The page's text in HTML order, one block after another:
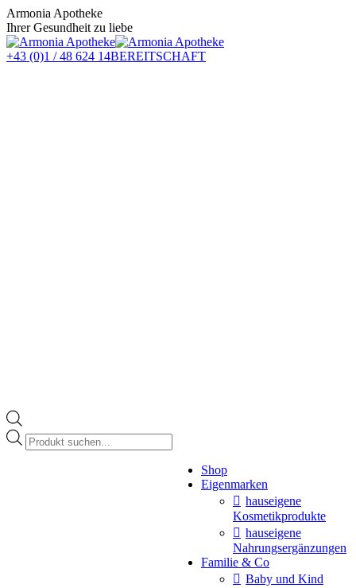
Zum
Inhalt
springen
Armonia Apotheke
Ihrer Gesundheit zu liebe
+43 (0)1 / 48 624 14BEREITSCHAFT
Products
search
Shop
Eigenmarken
hauseigene
Kosmetikprodukte
hauseigene
Nahrungsergänzungen
Familie & Co
Baby und Kind